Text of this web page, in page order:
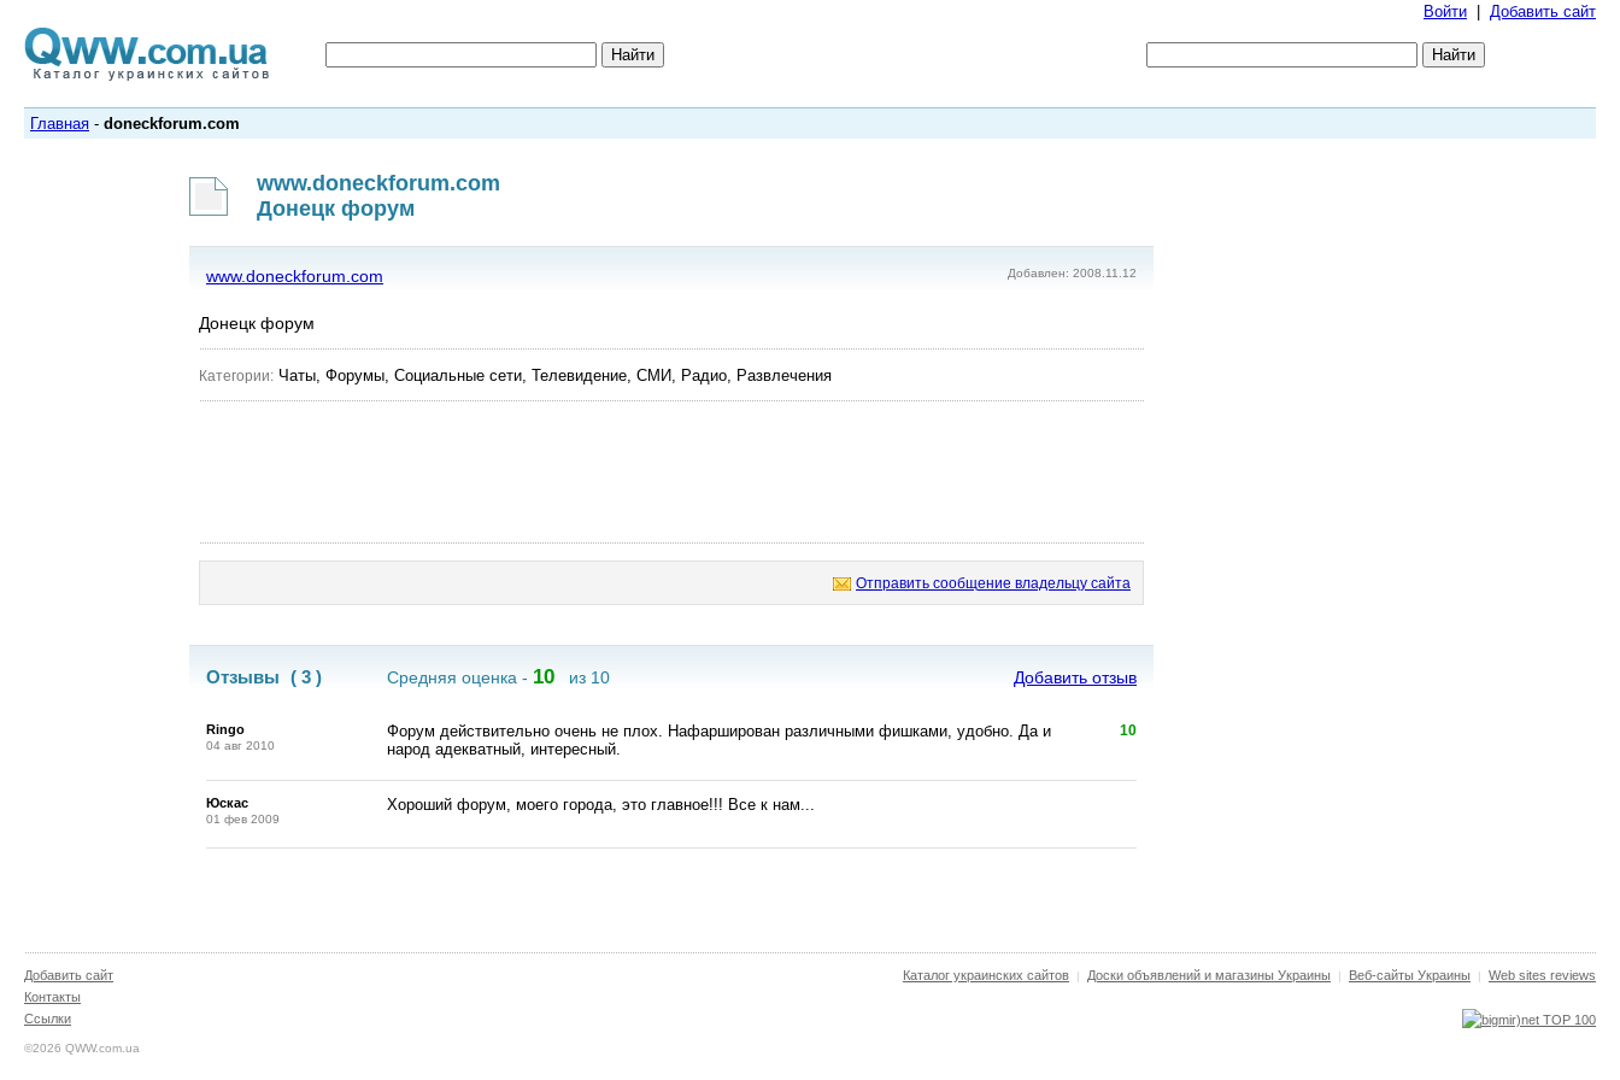
Войти Добавить сайт
Главная - doneckforum.com
www.doneckforum.com
Донецк форум
www.doneckforum.com Добавлен: 2008.11.12
Донецк форум
Категории: Чаты, Форумы, Социальные сети, Телевидение, СМИ, Радио, Развлечения
Отправить сообщение владельцу сайта
Отзывы ( 3 ) Средняя оценка - 10 из 10 Добавить отзыв
Ringo
04 авг 2010
Форум действительно очень не плох. Нафарширован различными фишками, удобно. Да и
народ адекватный, интересный.
10
Юскас
01 фев 2009
Хороший форум, моего города, это главное!!! Все к нам...
Добавить сайт
Контакты
Ссылки
©2026 QWW.com.ua
Каталог украинских сайтов | Доски объявлений и магазины Украины | Веб-сайты Украины | Web sites reviews